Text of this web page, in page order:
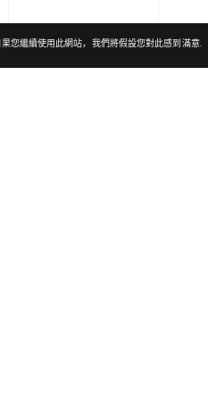
您繼續使用此網站，我們將假設您對此感到滿意.